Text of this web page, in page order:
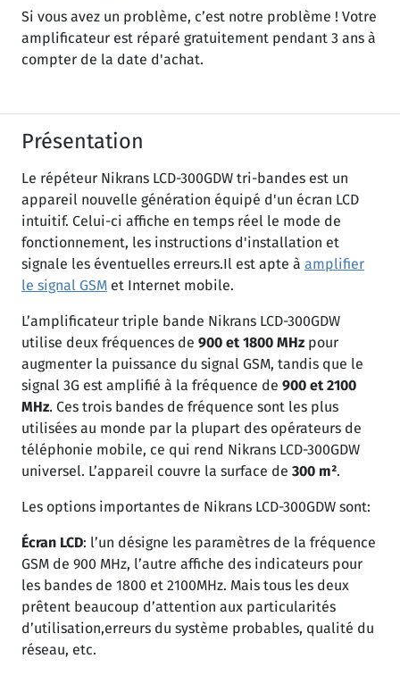
Si vous avez un problème, c’est notre problème ! Votre
amplificateur est réparé gratuitement pendant 3 ans à
compter de la date d'achat.
Présentation
Le répéteur Nikrans LCD-300GDW tri-bandes est un
appareil nouvelle génération équipé d'un écran LCD
intuitif. Celui-ci affiche en temps réel le mode de
fonctionnement, les instructions d'installation et
signale les éventuelles erreurs.Il est apte à amplifier
le signal GSM et Internet mobile.
L’amplificateur triple bande Nikrans LCD-300GDW
utilise deux fréquences de 900 et 1800 MHz pour
augmenter la puissance du signal GSM, tandis que le
signal 3G est amplifié à la fréquence de 900 et 2100
MHz. Ces trois bandes de fréquence sont les plus
utilisées au monde par la plupart des opérateurs de
téléphonie mobile, ce qui rend Nikrans LCD-300GDW
universel. L’appareil couvre la surface de 300 m².
Les options importantes de Nikrans LCD-300GDW sont:
Écran LCD: l’un désigne les paramètres de la fréquence
GSM de 900 MHz, l’autre affiche des indicateurs pour
les bandes de 1800 et 2100MHz. Mais tous les deux
prêtent beaucoup d’attention aux particularités
d’utilisation,erreurs du système probables, qualité du
réseau, etc.